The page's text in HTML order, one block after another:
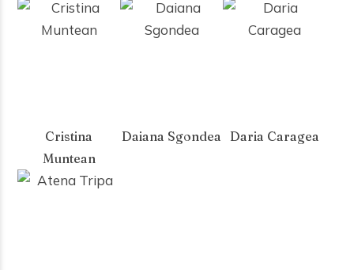
Cristina
Muntean
Daiana Sgondea Daria Caragea